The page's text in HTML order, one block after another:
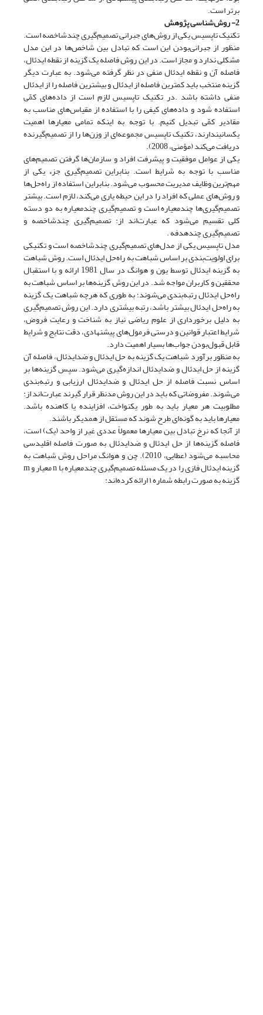
برتر است.
2- روش‌شناسی پژوهش
تکنیک تاپسیس یکی از روش‌های جبرانی تصمیم‌گیری چندشاخصه است.
منظور از جبرانی‌بودن این است که تبادل بین شاخص‌ها در این مدل
مشکلی ندارد و مجاز است. در این روش فاصله یک گزینه از نقطه ایدئال،
فاصله آن و نقطه ایدئال منفی در نظر گرفته می‌شود. به عبارت دیگر
گزینه منتخب باید کمترین فاصله از ایدئال و بیشترین فاصله را از ایدئال
منفی داشته باشد .در تکنیک تاپسیس لازم است از داده‌های کمّی
استفاده شود و داده‌های کیفی را با استفاده از مقیاس‌های مناسب به
مقادیر کمّی تبدیل کنیم. با توجه به اینکه تمامی معیارها اهمیت
یکسانیندارند، تکنیک تاپسیس مجموعه‌ای از وزن‌ها را از تصمیم‌گیرنده
دریافت می‌کند (مؤمنی، 2008).
یکی از عوامل موفقیت و پیشرفت افراد و سازمان‌ها گرفتن تصمیم‌های
مناسب با توجه به شرایط است. بنابراین تصمیم‌گیری جزء یکی از
مهم‌ترین وظایف مدیریت محسوب می‌شود. بنابراین استفاده از راه‌حل‌ها
و روش‌های عملی که افراد را در این حیطه یاری می‌کند، لازم است. بیشتر
تصمیم‌گیری‌ها چندمعیاره است و تصمیم‌گیری چندمعیاره به دو دسته
کلی تقسیم می‌شود که عبارت‌اند از: تصمیم‌گیری چندشاخصه و
تصمیم‌گیری چندهدفه .
مدل تاپسیس یکی از مدل‌های تصمیم‌گیری چندشاخصه است و تکنیکی
برای اولویت‌بندی بر اساس شباهت به راه‌حل ایدئال است. روش شباهت
به گزینه ایدئال توسط یون و هوانگ در سال 1981 ارائه و با استقبال
محققین و کاربران مواجه شد. در این روش گزینه‌ها بر اساس شباهت به
راه‌حل ایدئال رتبه‌بندی می‌شوند؛ به طوری که هرچه شباهت یک گزینه
به راه‌حل ایدئال بیشتر باشد، رتبه بیشتری دارد. این روش تصمیم‌گیری
به دلیل برخورداری از علوم ریاضی نیاز به شناخت و رعایت فروض،
شرایط اعتبار قوانین و درستی فرمول‌های پیشنهادی، دقت نتایج و شرایط
قابل قبول‌بودن جواب‌ها بسیار اهمیت دارد.
به منظور برآورد شباهت یک گزینه به حل ایدئال و ضد‌ایدئال، فاصله آن
گزینه از حل ایدئال و ضد‌ایدئال اندازه‌گیری می‌شود. سپس گزینه‌ها بر
اساس نسبت فاصله از حل ایدئال و ضدایدئال ارزیابی و رتبه‌بندی
می‌شوند. مفروضاتی که باید در این روش مدنظر قرار گیرند عبارت‌اند از:
مطلوبیت هر معیار باید به طور یکنواخت، افزاینده یا کاهنده باشد.
معیارها باید به گونه‌ای طرح شوند که مستقل از همدیگر باشند.
از آنجا که نرخ تبادل بین معیارها معمولاً عددی غیر از واحد (یک) است،
فاصله گزینه‌ها از حل ایدئال و ضدایدئال به صورت فاصله اقلیدسی
محاسبه می‌شود (عطایی، 2010). چن و هوانگ مراحل روش شباهت به
گزینه ایدئال فازی را در یک مسئله تصمیم‌گیری چند‌معیاره با n معیار و m
گزینه به صورت رابطه شماره ۱ ارائه کرده‌اند: